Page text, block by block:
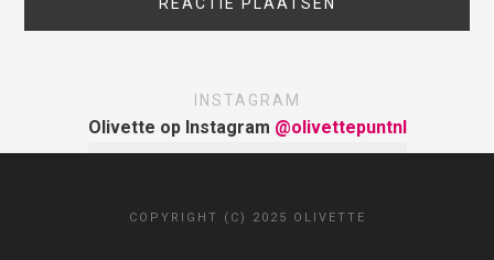
INSTAGRAM
Olivette op Instagram @olivettepuntnl
COPYRIGHT (C) 2025 OLIVETTE